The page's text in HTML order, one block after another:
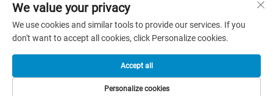
Copyright © 2025 by Zhejiang Hengjiang Plastic Co., Ltd. -
Política de privacidade
We value your privacy
We use cookies and similar tools to provide our services. If you
don't want to accept all cookies, click Personalize cookies.
Personalize cookies
Accept all